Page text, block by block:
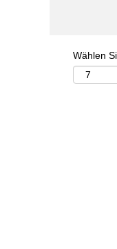
Wählen